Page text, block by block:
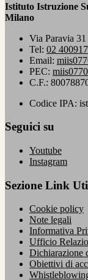
Istituto Istruzione
Milano
Via Paravia
Tel: 02
Email:
PEC:
C.F.:
Codice IPA:
Seguici su
Youtube
Instagram
Sezione Link
Cookie policy
Note legali
Informativa
Ufficio
Dichiarazione
Obiettivi di